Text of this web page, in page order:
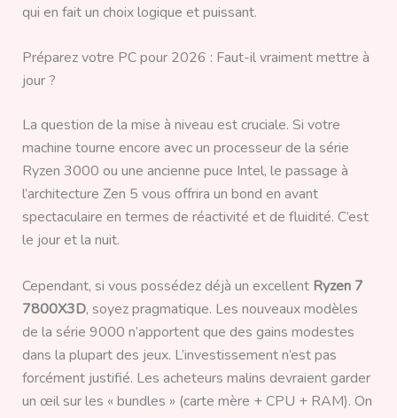
qui en fait un choix logique et puissant.
Préparez votre PC pour 2026 : Faut-il vraiment mettre à
jour ?
La question de la mise à niveau est cruciale. Si votre
machine tourne encore avec un processeur de la série
Ryzen 3000 ou une ancienne puce Intel, le passage à
l’architecture Zen 5 vous offrira un bond en avant
spectaculaire en termes de réactivité et de fluidité. C’est
le jour et la nuit.
Cependant, si vous possédez déjà un excellent Ryzen 7
7800X3D, soyez pragmatique. Les nouveaux modèles
de la série 9000 n’apportent que des gains modestes
dans la plupart des jeux. L’investissement n’est pas
forcément justifié. Les acheteurs malins devraient garder
un œil sur les « bundles » (carte mère + CPU + RAM). On